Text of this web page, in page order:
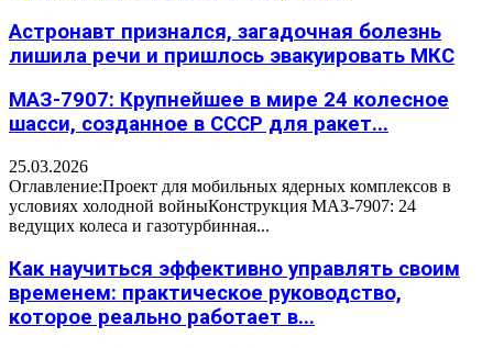
Астронавт признался, загадочная болезнь
лишила речи и пришлось эвакуировать МКС
МАЗ-7907: Крупнейшее в мире 24 колесное
шасси, созданное в СССР для ракет...
25.03.2026
Оглавление:Проект для мобильных ядерных комплексов в
условиях холодной войныКонструкция МАЗ-7907: 24
ведущих колеса и газотурбинная...
Как научиться эффективно управлять своим
временем: практическое руководство,
которое реально работает в...